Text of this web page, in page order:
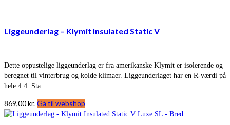
Liggeunderlag – Klymit Insulated Static V
Dette oppustelige liggeunderlag er fra amerikanske Klymit er isolerende og
beregnet til vinterbrug og kolde klimaer. Liggeunderlaget har en R-værdi på
hele 4.4. Sta
869,00kr. Gå til webshop